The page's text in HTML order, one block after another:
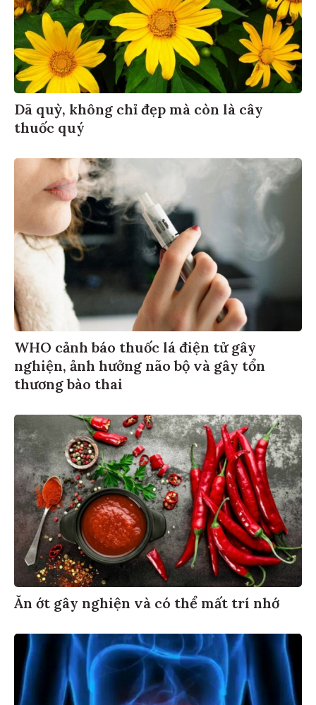
Dã quỳ, không chỉ đẹp mà còn là cây
thuốc quý
WHO cảnh báo thuốc lá điện tử gây
nghiện, ảnh hưởng não bộ và gây tổn
thương bào thai
Ăn ớt gây nghiện và có thể mất trí nhớ